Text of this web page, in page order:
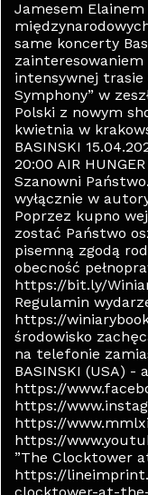
Jamesem
same koncerty
zainteresowaniem
intensywnej trasie
Symphony” w
Polski z nowym
kwietnia w
BASINSKI
20:00 AIR
Szanowni
wyłącznie w
Poprzez kupno
zostać Państwo
pisemną zgodą
obecność
https://bit.ly/
Regulamin
https://
środowisko
na telefonie
BASINSKI (USA) -
https://
https://
https://
https://
”The Clocktower
https://